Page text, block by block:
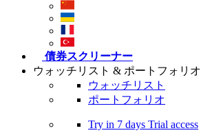
債券スクリーナー
ウォッチリスト & ポートフォリオ
ウォッチリスト
ポートフォリオ
Try in 7 days Trial access